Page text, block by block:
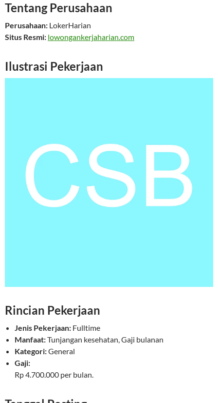
Tentang Perusahaan
Perusahaan: LokerHarian
Situs Resmi: lowongankerjaharian.com
Ilustrasi Pekerjaan
Rincian Pekerjaan
Jenis Pekerjaan: Fulltime
Manfaat:Tunjangan kesehatan, Gaji bulanan
Kategori:General
Gaji:
Rp 4.700.000 per bulan.